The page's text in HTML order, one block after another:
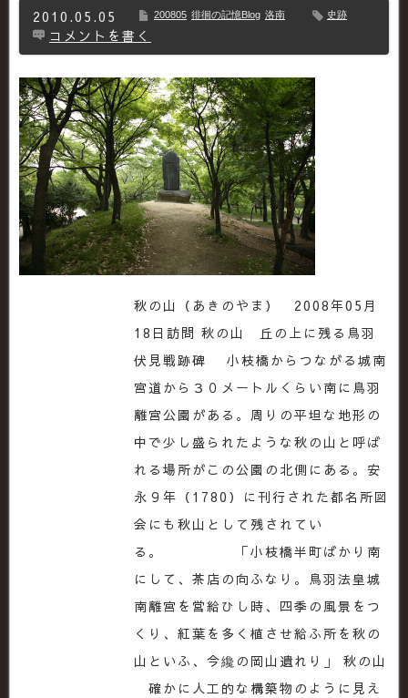
2010.05.05 200805 徘徊の記憶Blog 洛南 史跡
コメントを書く
秋の山（あきのやま） 2008年05月
18日訪問 秋の山 丘の上に残る鳥羽
伏見戦跡碑 小枝橋からつながる城南
宮道から３０メートルくらい南に鳥羽
離宮公園がある。周りの平坦な地形の
中で少し盛られたような秋の山と呼ば
れる場所がこの公園の北側にある。安
永９年（1780）に刊行された都名所図
会にも秋山として残されてい
る。 「小枝橋半町ばかり南
にして、茶店の向ふなり。鳥羽法皇城
南離宮を営給ひし時、四季の風景をつ
くり、紅葉を多く植させ給ふ所を秋の
山といふ、今纔の岡山遺れり」 秋の山
確かに人工的な構築物のように見え